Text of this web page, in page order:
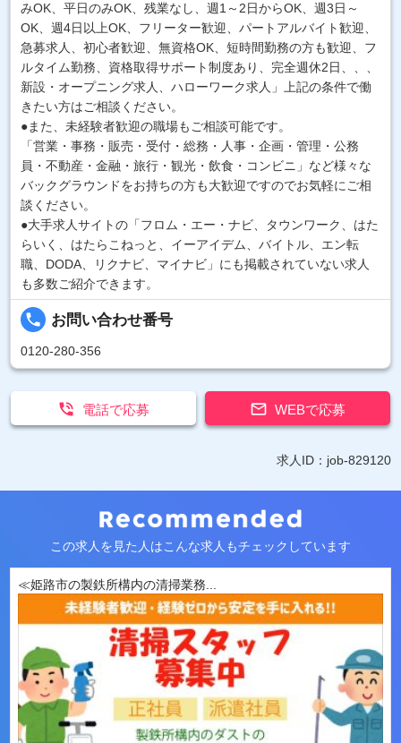
みOK、平日のみOK、残業なし、週1～2日からOK、週3日～
OK、週4日以上OK、フリーター歓迎、パートアルバイト歓迎、
急募求人、初心者歓迎、無資格OK、短時間勤務の方も歓迎、フ
ルタイム勤務、資格取得サポート制度あり、完全週休2日、、、
新設・オープニング求人、ハローワーク求人」上記の条件で働
きたい方はご相談ください。
●また、未経験者歓迎の職場もご相談可能です。
「営業・事務・販売・受付・総務・人事・企画・管理・公務
員・不動産・金融・旅行・観光・飲食・コンビニ」など様々な
バックグラウンドをお持ちの方も大歓迎ですのでお気軽にご相
談ください。
●大手求人サイトの「フロム・エー・ナビ、タウンワーク、はた
らいく、はたらこねっと、イーアイデム、バイトル、エン転
職、DODA、リクナビ、マイナビ」にも掲載されていない求人
も多数ご紹介できます。
local_phone お問い合わせ番号
0120-280-356
 WEBで応募
 電話で応募
求人ID：job-829120
この求人を見た人はこんな求人もチェックしています
≪姫路市の製鉄所構内の清掃業務...